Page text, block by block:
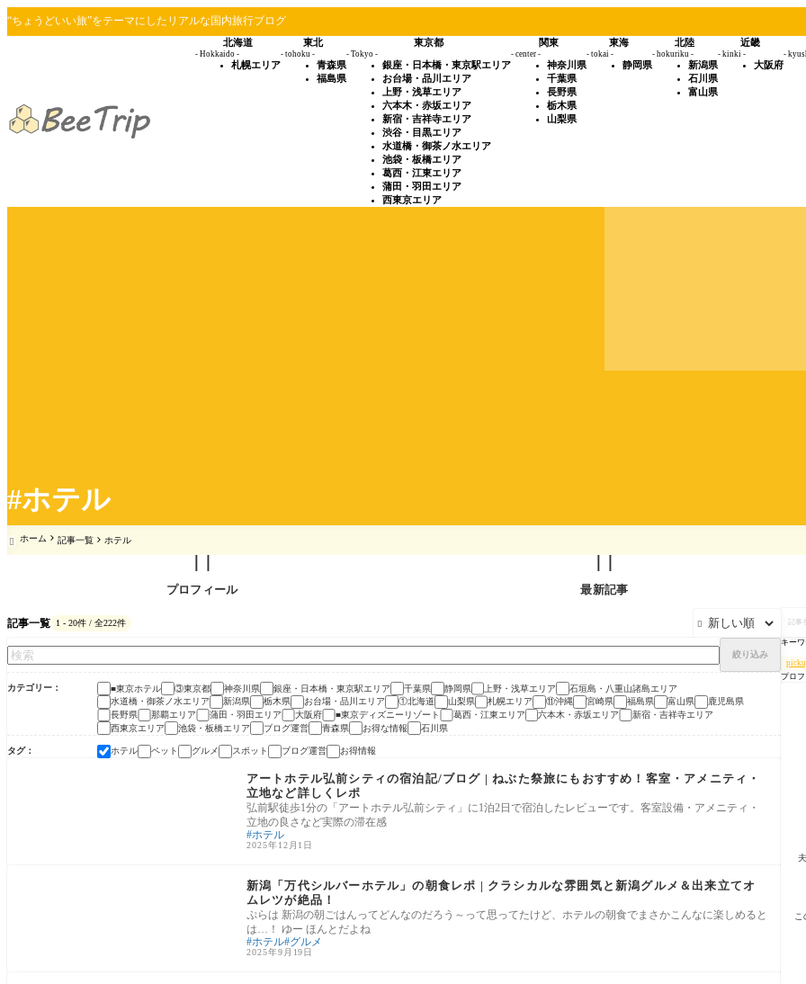
#ホテル
“ちょうどいい旅”をテーマにしたリアルな国内旅行ブログ
北海道
- Hokkaido -
札幌エリア
東北
- tohoku -
青森県
福島県
東京都
- Tokyo -
銀座・日本橋・東京駅エリア
お台場・品川エリア
上野・浅草エリア
六本木・赤坂エリア
新宿・吉祥寺エリア
渋谷・目黒エリア
水道橋・御茶ノ水エリア
池袋・板橋エリア
葛西・江東エリア
蒲田・羽田エリア
西東京エリア
関東
- center -
神奈川県
千葉県
長野県
栃木県
山梨県
東海
- tokai -
静岡県
北陸
- hokuriku -
新潟県
石川県
富山県
近畿
- kinki -
大阪府
-
 ホーム 記事一覧 ホテル

プロフィール

最新記事
記事一覧 1 - 20件 / 全222件 
絞り込み
カテゴリー ■東京ホテル ③東京都 神奈川県 銀座・日本橋・東京駅エリア 千葉県 静岡県 上野・浅草エリア
石垣島・八重山諸島エリア
水道橋・御茶ノ水エリア
新潟県 栃木県 お台場・品川エリア ①北海道 山梨県 札幌エリア ⑪沖縄 宮崎県 福島県 富山県
鹿児島県
長野県
那覇エリア 蒲田・羽田エリア 大阪府 ■東京ディズニーリゾート 葛西・江東エリア 六本木・赤坂エリア
新宿・吉祥寺エリア
西東京エリア
池袋・板橋エリア ブログ運営 青森県 お得な情報 石川県
タグ ホテル ペット グルメ スポット ブログ運営 お得情報
青森県
アートホテル弘前シティの宿泊記/ブログ | ねぶた祭旅にもおすすめ！客室・アメニティ・
立地など詳しくレポ
弘前駅徒歩1分の「アートホテル弘前シティ」に1泊2日で宿泊したレビューです。客室設備・アメニティ・
立地の良さなど実際の滞在感
ホテル
2025年12月1日
新潟「万代シルバーホテル」の朝食レポ | クラシカルな雰囲気と新潟グルメ＆出来立てオ
ムレツが絶品！
ぷらは 新潟の朝ごはんってどんなのだろう～って思ってたけど、ホテルの朝食でまさかこんなに楽しめると
は…！ ゆー ほんとだよね
ホテル グルメ
2025年9月19日
を
検
索
キー
プロ